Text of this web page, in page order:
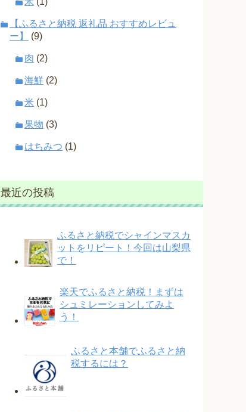
【ふるさと納税 返礼品 おすすめレビュ
ー】
(9)
肉 (2)
海鮮 (2)
米 (1)
果物 (3)
はちみつ (1)
最近の投稿
ふるさと納税でシャインマスカ
ットをリピート！今回は山梨県
で！
楽天でふるさと納税！まずは
シュミレーションしてみよ
う！
ふるさと本舗でふるさと納
税するには？